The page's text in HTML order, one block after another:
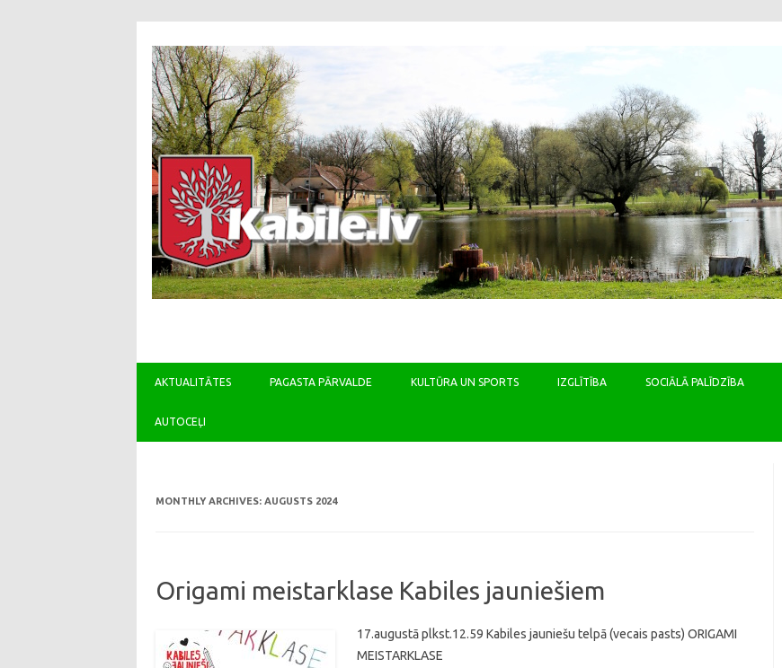
AKTUALITĀTES PAGASTA PĀRVALDE KULTŪRA UN SPORTS IZGLĪTĪBA SOCIĀLĀ PALĪDZĪBA
AUTOCEĻI
MONTHLY ARCHIVES: AUGUSTS 2024
Origami meistarklase Kabiles jauniešiem
17.augustā plkst.12.59 Kabiles jauniešu telpā (vecais pasts) ORIGAMI
MEISTARKLASE